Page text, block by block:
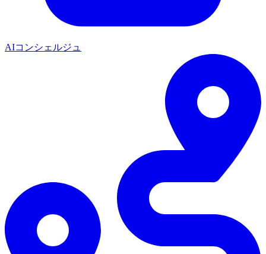
AIコンシェルジュ